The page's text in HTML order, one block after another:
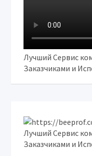
Лучший Сервис
Заказчиками и
Лучший Сервис
Заказчиками и